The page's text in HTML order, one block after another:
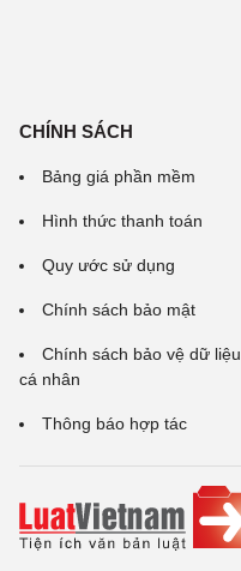
CHÍNH SÁCH
Bảng giá phần mềm
Hình thức thanh toán
Quy ước sử dụng
Chính sách bảo mật
Chính sách bảo vệ dữ liệu
cá nhân
Thông báo hợp tác